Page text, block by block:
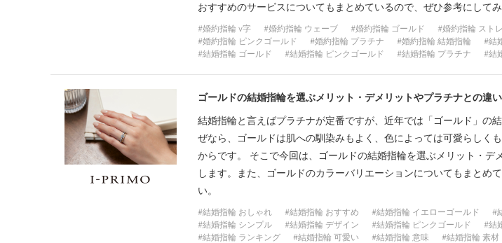
フラワリー
スワハ
プレミオン
ブライダルアイテム
プロポーズサポート
ショップ
店舗一覧
ご来店予約について
おすすめのサービスについてもまとめているので、ぜひ参考にしてみ
婚約指輪 v字 婚約指輪 ウェーブ 婚約指輪 ゴールド 婚約指輪 スト
婚約指輪 ピンクゴールド
婚約指輪 プラチナ 婚約指輪 結婚指輪
結
結婚指輪 ゴールド
結婚指輪 ピンクゴールド 結婚指輪 プラチナ 結
ゴールドの結婚指輪を選ぶメリット・デメリットやプラチナとの違い
結婚指輪と言えばプラチナが定番ですが、近年では「ゴールド」の
ぜなら、ゴールドは肌への馴染みもよく、色によっては可愛らしく
からです。 そこで今回は、ゴールドの結婚指輪を選ぶメリット・デ
します。また、ゴールドのカラーバリエーションについてもまとめ
い。
結婚指輪 おしゃれ 結婚指輪 おすすめ 結婚指輪 イエローゴールド
結婚指輪 シンプル
結婚指輪 デザイン 結婚指輪 ピンクゴールド
結
結婚指輪 ランキング
結婚指輪 可愛い 結婚指輪 意味 結婚指輪 素材